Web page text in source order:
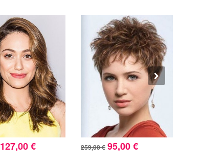
127,00 € 259,00 € 95,00 €